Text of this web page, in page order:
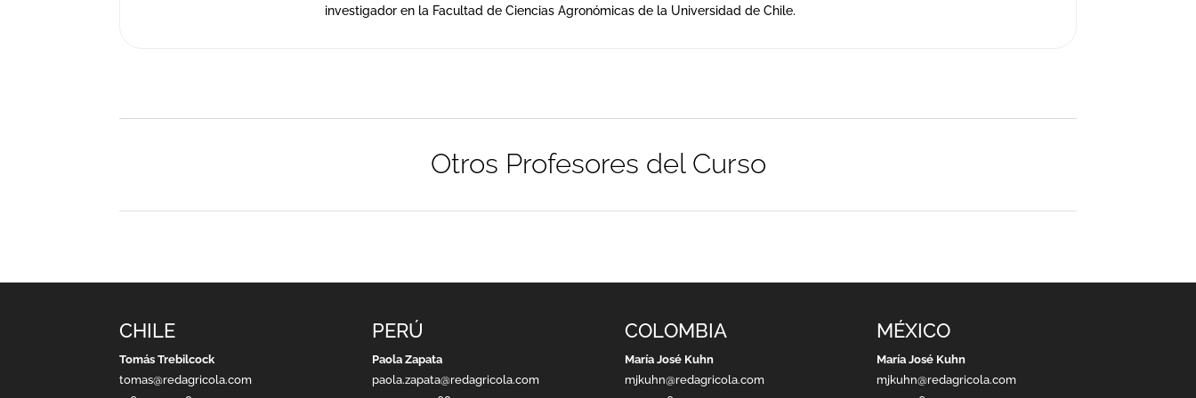
investigador en la Facultad de Ciencias Agronómicas de la Universidad de Chile.
Otros Profesores del Curso
CHILE
Tomás Trebilcock
tomas@redagricola.com
PERÚ
Paola Zapata
paola.zapata@redagricola.com
COLOMBIA
María José Kuhn
mjkuhn@redagricola.com
MÉXICO
María José Kuhn
mjkuhn@redagricola.com